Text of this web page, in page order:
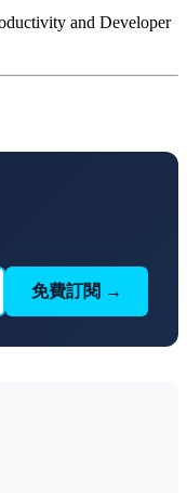
and Developer
免費訂閱 →